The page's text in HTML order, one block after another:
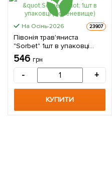
На Осінь-2026 23907
Півонія трав'яниста
"Sorbet" 1шт в упаковці
(Кореневище)
546 грн
- +
КУПИТИ